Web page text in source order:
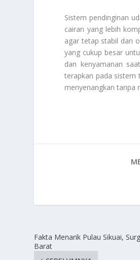
Sistem pendinginan
cairan yang lebih
agar tetap stabil dan
yang cukup besar
dan kenyamanan
terapkan pada sistem
menyenangkan tanpa
Fakta Menarik Pulau Sikuai,
Barat